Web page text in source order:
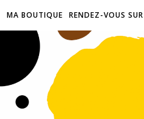
MA BOUTIQUE RENDEZ-VOUS